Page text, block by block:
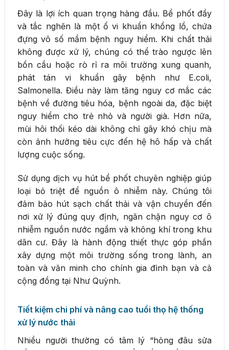
Đây là lợi ích quan trọng hàng đầu. Bể phốt đầy
và tắc nghẽn là một ổ vi khuẩn khổng lồ, chứa
đựng vô số mầm bệnh nguy hiểm. Khi chất thải
không được xử lý, chúng có thể trào ngược lên
bồn cầu hoặc rò rỉ ra môi trường xung quanh,
phát tán vi khuẩn gây bệnh như E.coli,
Salmonella. Điều này làm tăng nguy cơ mắc các
bệnh về đường tiêu hóa, bệnh ngoài da, đặc biệt
nguy hiểm cho trẻ nhỏ và người già. Hơn nữa,
mùi hôi thối kéo dài không chỉ gây khó chịu mà
còn ảnh hưởng tiêu cực đến hệ hô hấp và chất
lượng cuộc sống.
Sử dụng dịch vụ hút bể phốt chuyên nghiệp giúp
loại bỏ triệt để nguồn ô nhiễm này. Chúng tôi
đảm bảo hút sạch chất thải và vận chuyển đến
nơi xử lý đúng quy định, ngăn chặn nguy cơ ô
nhiễm nguồn nước ngầm và không khí trong khu
dân cư. Đây là hành động thiết thực góp phần
xây dựng một môi trường sống trong lành, an
toàn và văn minh cho chính gia đình bạn và cả
cộng đồng tại Như Quỳnh.
Tiết kiệm chi phí và nâng cao tuổi thọ hệ thống
xử lý nước thải
Nhiều người thường có tâm lý “hỏng đâu sửa